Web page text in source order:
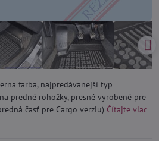
farba, najpredávanejší typ
predné rohožky, presné vyrobené pre
časť pre Cargo verziu) Čítajte viac